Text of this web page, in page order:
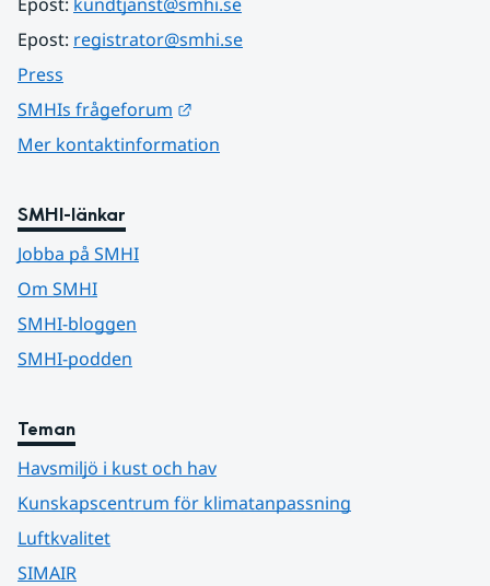
Epost: registrator@smhi.se
Press
SMHIs frågeforum
Mer kontaktinformation
SMHI-länkar
Jobba på SMHI
Om SMHI
SMHI-bloggen
SMHI-podden
Teman
Havsmiljö i kust och hav
Kunskapscentrum för klimatanpassning
Luftkvalitet
SIMAIR